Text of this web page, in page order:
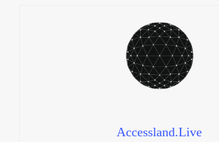
Accessland.Live